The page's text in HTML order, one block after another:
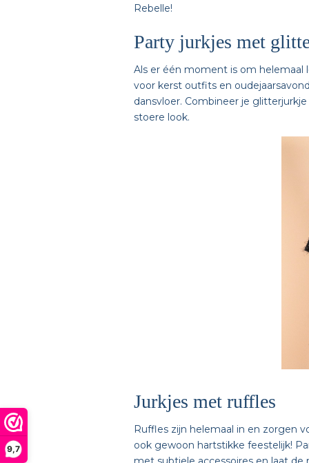
9,7
Rebelle!
Party jurkjes met
Als er één moment is om helemaal
voor kerst outfits en
dansvloer. Combineer je
stoere look.
Jurkjes met ruffles
Ruffles zijn helemaal in en zorgen
ook gewoon hartstikke feestelijk!